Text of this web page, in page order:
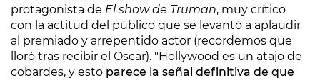
protagonista de El show de Truman, muy crítico
con la actitud del público que se levantó a aplaudir
al premiado y arrepentido actor (recordemos que
lloró tras recibir el Oscar). "Hollywood es un atajo de
cobardes, y esto parece la señal definitiva de que